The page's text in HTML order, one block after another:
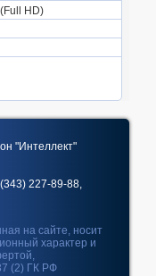
HD)
"Интеллект"
227-89-88,
на сайте, носит
характер и
(2) ГК РФ